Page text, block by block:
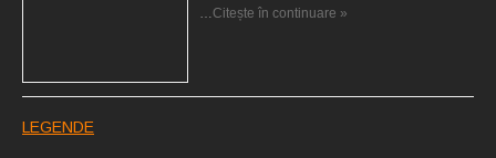
Citește în continuare »
LEGENDE